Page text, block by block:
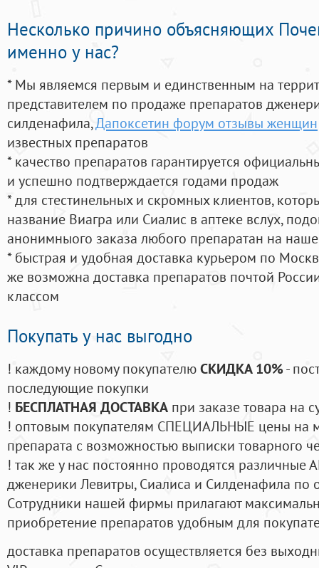
Несколько причино объясняющих
именно у нас?
* Мы являемся первым и единственным на
представителем по продаже препаратов
силденафила,Дапоксетин форум отзывы женщин
известных препаратов
* качество препаратов гарантируется
и успешно подтверждается годами продаж
* для стестинельных и скромных клиентов,
название Виагра или Сиалис в аптеке вслух,
анонимныого заказа любого препаратан на
* быстрая и удобная доставка курьером по
же возможна доставка препаратов почтой
классом
Покупать у нас выгодно
! каждому новому покупателюСКИДКА 10%-
последующие покупки
! БЕСПЛАТНАЯ ДОСТАВКА при заказе товара на
! оптовым покупателям СПЕЦИАЛЬНЫЕ цены на
препарата с возможностью выписки товарного
! так же у нас постоянно проводятся
дженерики Левитры, Сиалиса и Силденафила по
Cотрудники нашей фирмы прилагают
приобретение препаратов удобным для
доставка препаратов осуществляется без